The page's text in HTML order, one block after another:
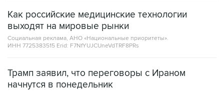
Как российские медицинские технологии
выходят на мировые рынки
Социальная реклама, АНО «Национальные приоритеты».
ИНН 7725383515 Erid: F7NfYUJCUneVdTRF8PRs
Трамп заявил, что переговоры с Ираном
начнутся в понедельник